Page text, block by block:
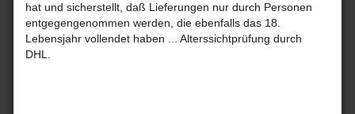
hat und sicherstellt, daß Lieferungen nur durch Personen
entgegengenommen werden, die ebenfalls das 18.
Lebensjahr vollendet haben ... Alterssichtprüfung durch
DHL.